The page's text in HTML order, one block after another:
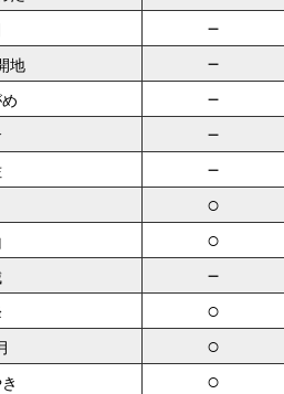
－
地 －
－
－
－
○
○
－
○
○
○